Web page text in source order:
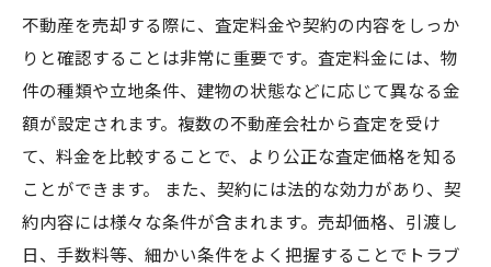
不動産を売却する際に、査定料金や契約の内容をしっか
りと確認することは非常に重要です。査定料金には、物
件の種類や立地条件、建物の状態などに応じて異なる金
額が設定されます。複数の不動産会社から査定を受け
て、料金を比較することで、より公正な査定価格を知る
ことができます。 また、契約には法的な効力があり、契
約内容には様々な条件が含まれます。売却価格、引渡し
日、手数料等、細かい条件をよく把握することでトラブ